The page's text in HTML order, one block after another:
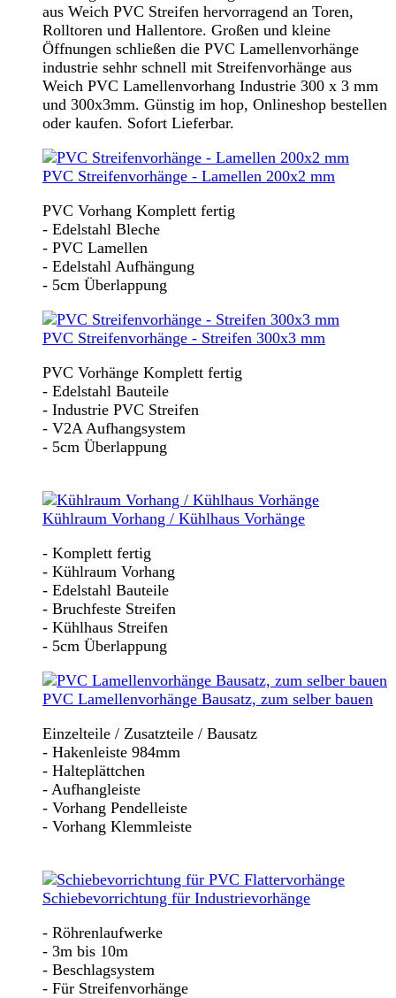
aus Weich PVC Streifen hervorragend an Toren,
Rolltoren und Hallentore. Großen und kleine
Öffnungen schließen die PVC Lamellenvorhänge
industrie sehhr schnell mit Streifenvorhänge aus
Weich PVC Lamellenvorhang Industrie 300 x 3 mm
und 300x3mm. Günstig im hop, Onlineshop bestellen
oder kaufen. Sofort Lieferbar.
PVC Streifenvorhänge - Lamellen 200x2 mm
PVC Vorhang Komplett fertig
- Edelstahl Bleche
- PVC Lamellen
- Edelstahl Aufhängung
- 5cm Überlappung
PVC Streifenvorhänge - Streifen 300x3 mm
PVC Vorhänge Komplett fertig
- Edelstahl Bauteile
- Industrie PVC Streifen
- V2A Aufhangsystem
- 5cm Überlappung
Kühlraum Vorhang / Kühlhaus Vorhänge
- Komplett fertig
- Kühlraum Vorhang
- Edelstahl Bauteile
- Bruchfeste Streifen
- Kühlhaus Streifen
- 5cm Überlappung
PVC Lamellenvorhänge Bausatz, zum selber bauen
Einzelteile / Zusatzteile / Bausatz
- Hakenleiste 984mm
- Halteplättchen
- Aufhangleiste
- Vorhang Pendelleiste
- Vorhang Klemmleiste
Schiebevorrichtung für Industrievorhänge
- Röhrenlaufwerke
- 3m bis 10m
- Beschlagsystem
- Für Streifenvorhänge